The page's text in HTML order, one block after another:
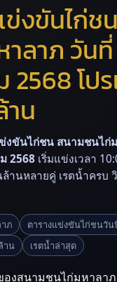
ข่งขันไก่ช
ลาภ วันที่
2568 โป
าน
งขันไก่ชน สนามชนไก่
2568 เริ่มแข่งเวลา
านหลายคู่ เรตน้ำครบ
ภ
ตารางแข่งขันไก่ชนวั
าน
เรตน้ำล่าสุด
งสนามชนไก่มหาลา